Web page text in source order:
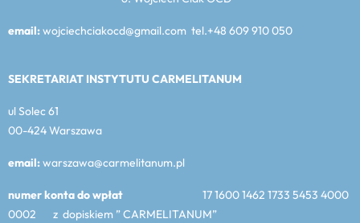
email:wojciechciakocd@gmail.com tel.+48 609 910 050
SEKRETARIAT INSTYTUTU CARMELITANUM
ul Solec 61
00-424 Warszawa
email:warszawa@carmelitanum.pl
numer konta do wpłat 17 1600 1462 1733 5453 4000
0002 z dopiskiem ” CARMELITANUM”